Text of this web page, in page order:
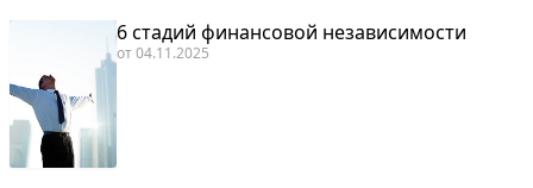
6 стадий финансовой независимости
от04.11.2025